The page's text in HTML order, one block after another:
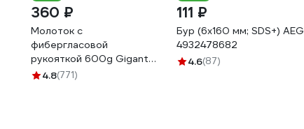
360 ₽
Молоток с
фибергласовой
рукояткой 600g Gigant
HHT600-1
4.8(771)
111 ₽
Бур (6x160 мм; SDS+) AEG
4932478682
4.6(87)